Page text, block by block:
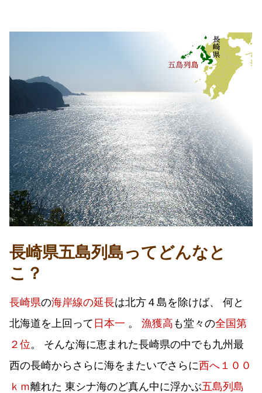
長崎県五島列島ってどんなと
こ？
長崎県の海岸線の延長は北方４島を除けば、 何と
北海道を上回って 日本一 。 漁獲高 も堂々の全国第
２位。 そんな海に恵まれた長崎県の中でも九州最
西の長崎からさらに海をまたいでさらに西へ１００
ｋｍ離れた 東シナ海のど真ん中に浮かぶ五島列島